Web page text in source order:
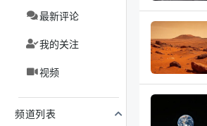
最新评论
我的关注
视频
频道列表